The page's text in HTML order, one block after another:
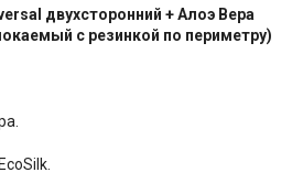
двухсторонний + Алоэ Вера
с резинкой по периметру)